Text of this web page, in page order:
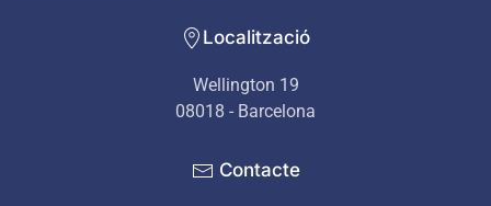
Localització
Wellington 19
08018 - Barcelona
Contacte